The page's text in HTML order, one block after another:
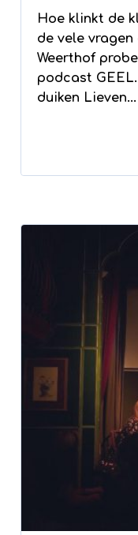
Hoe klinkt de
de vele
Weerthof
podcast
duiken Lieven...